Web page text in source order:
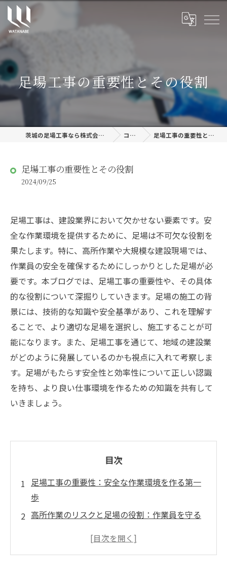
足場工事の重要性とその役割
茨城の足場工事なら株式会社渡邊建設 コラム 足場工事の重要性とその役割
足場工事の重要性とその役割
2024/09/25
足場工事は、建設業界において欠かせない要素です。安
全な作業環境を提供するために、足場は不可欠な役割を
果たします。特に、高所作業や大規模な建設現場では、
作業員の安全を確保するためにしっかりとした足場が必
要です。本ブログでは、足場工事の重要性や、その具体
的な役割について深掘りしていきます。足場の施工の背
景には、技術的な知識や安全基準があり、これを理解す
ることで、より適切な足場を選択し、施工することが可
能になります。また、足場工事を通じて、地域の建設業
がどのように発展しているのかも視点に入れて考察しま
す。足場がもたらす安全性と効率性について正しい認識
を持ち、より良い仕事環境を作るための知識を共有して
いきましょう。
目次
足場工事の重要性：安全な作業環境を作る第一
歩
高所作業のリスクと足場の役割：作業員を守る
足場の施工技術：安全基準を超えた作業効率の